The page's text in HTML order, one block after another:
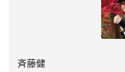
斉藤健